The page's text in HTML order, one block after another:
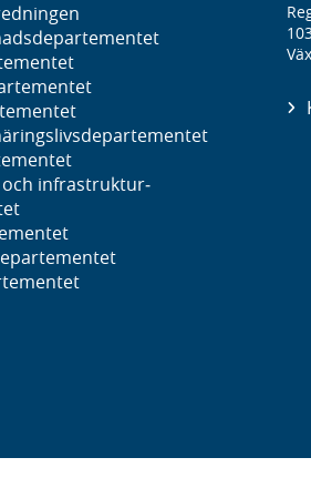
och infrastruktur­